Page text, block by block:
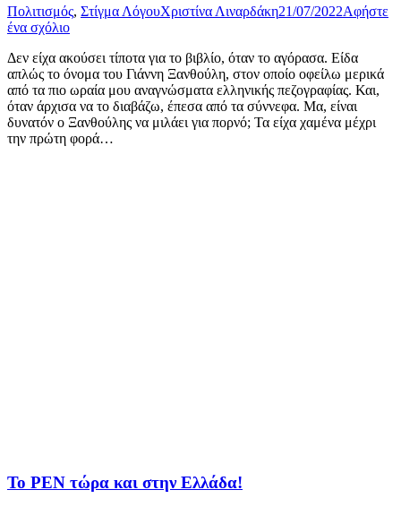
Πολιτισμός, Στίγμα ΛόγουΧριστίνα Λιναρδάκη21/07/2022Αφήστε
ένα σχόλιο
Δεν είχα ακούσει τίποτα για το βιβλίο, όταν το αγόρασα. Είδα
απλώς το όνομα του Γιάννη Ξανθούλη, στον οποίο οφείλω μερικά
από τα πιο ωραία μου αναγνώσματα ελληνικής πεζογραφίας. Και,
όταν άρχισα να το διαβάζω, έπεσα από τα σύννεφα. Μα, είναι
δυνατόν ο Ξανθούλης να μιλάει για πορνό; Τα είχα χαμένα μέχρι
την πρώτη φορά…
Το PEN τώρα και στην Ελλάδα!